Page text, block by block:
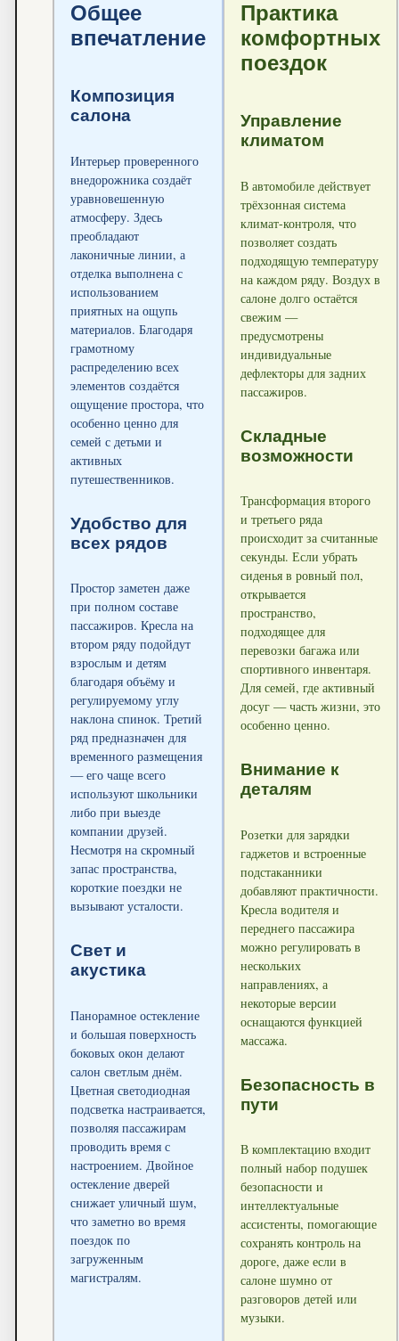
Общее
впечатление
Композиция
салона
Интерьер проверенного
внедорожника создаёт
уравновешенную
атмосферу. Здесь
преобладают
лаконичные линии, а
отделка выполнена с
использованием
приятных на ощупь
материалов. Благодаря
грамотному
распределению всех
элементов создаётся
ощущение простора, что
особенно ценно для
семей с детьми и
активных
путешественников.
Удобство для
всех рядов
Простор заметен даже
при полном составе
пассажиров. Кресла на
втором ряду подойдут
взрослым и детям
благодаря объёму и
регулируемому углу
наклона спинок. Третий
ряд предназначен для
временного размещения
— его чаще всего
используют школьники
либо при выезде
компании друзей.
Несмотря на скромный
запас пространства,
короткие поездки не
вызывают усталости.
Свет и
акустика
Панорамное остекление
и большая поверхность
боковых окон делают
салон светлым днём.
Цветная светодиодная
подсветка настраивается,
позволяя пассажирам
проводить время с
настроением. Двойное
остекление дверей
снижает уличный шум,
что заметно во время
поездок по
загруженным
магистралям.
Практика
комфортных
поездок
Управление
климатом
В автомобиле действует
трёхзонная система
климат-контроля, что
позволяет создать
подходящую температуру
на каждом ряду. Воздух в
салоне долго остаётся
свежим —
предусмотрены
индивидуальные
дефлекторы для задних
пассажиров.
Складные
возможности
Трансформация второго
и третьего ряда
происходит за считанные
секунды. Если убрать
сиденья в ровный пол,
открывается
пространство,
подходящее для
перевозки багажа или
спортивного инвентаря.
Для семей, где активный
досуг — часть жизни, это
особенно ценно.
Внимание к
деталям
Розетки для зарядки
гаджетов и встроенные
подстаканники
добавляют практичности.
Кресла водителя и
переднего пассажира
можно регулировать в
нескольких
направлениях, а
некоторые версии
оснащаются функцией
массажа.
Безопасность в
пути
В комплектацию входит
полный набор подушек
безопасности и
интеллектуальные
ассистенты, помогающие
сохранять контроль на
дороге, даже если в
салоне шумно от
разговоров детей или
музыки.